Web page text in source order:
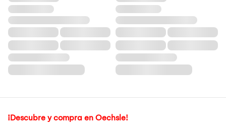
¡Descubre y compra en Oechsle!